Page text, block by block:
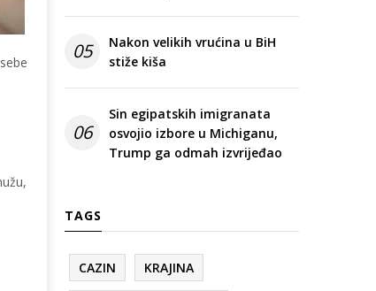
05
Nakon velikih vrućina u BiH
stiže kiša
06
Sin egipatskih imigranata
osvojio izbore u Michiganu,
Trump ga odmah izvrijeđao
TAGS
CAZIN KRAJINA